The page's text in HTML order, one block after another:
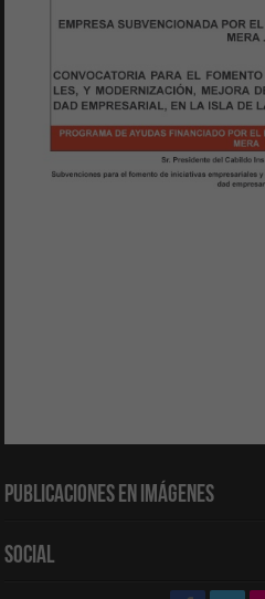
Publicaciones en Imágenes
Social